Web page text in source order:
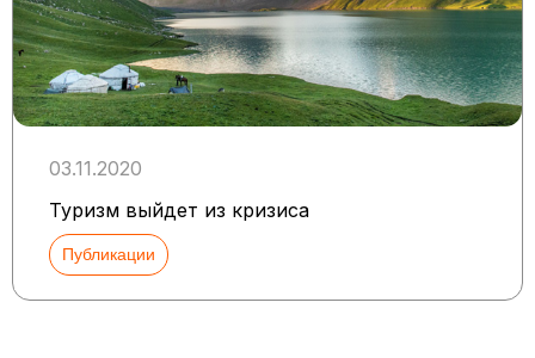
03.11.2020
Туризм выйдет из кризиса
Публикации